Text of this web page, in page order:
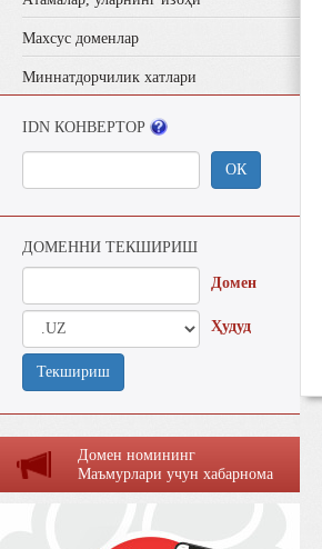
Махсус доменлар
Миннатдорчилик хатлари
IDN КОНВЕРТОР
ОК
ДОМЕННИ ТЕКШИРИШ
Домен
Ҳудуд
Текшириш
Домен номининг
Маъмурлaри учун хaбaрномa